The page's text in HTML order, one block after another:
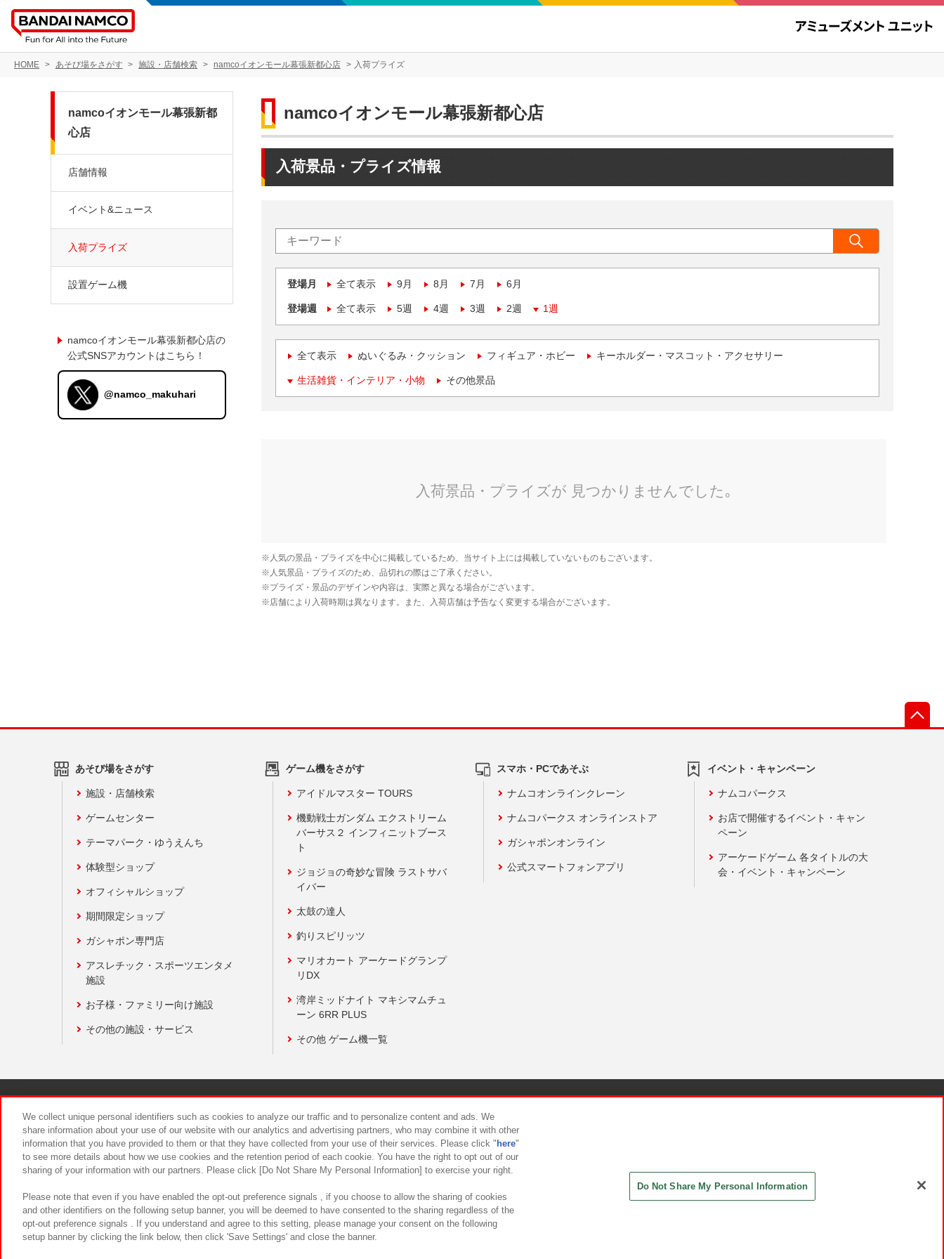
HOME あそび場をさがす 施設・店舗検索 namcoイオンモール幕張新都心店 入荷プライズ
namcoイオンモール幕張新都心店
入荷景品・プライズ情報
登場月 全て表示 9月 8月 7月 6月
登場週 全て表示 5週 4週 3週 2週 1週
全て表示 ぬいぐるみ・クッション フィギュア・ホビー キーホルダー・マスコット・アクセサリー
生活雑貨・インテリア・小物 その他景品
namcoイオンモール幕張新都
心店
店舗情報
イベント&ニュース
入荷プライズ
設置ゲーム機
namcoイオンモール幕張新都心店の
公式SNSアカウントはこちら！
@namco_makuhari
あそび場をさがす
施設・店舗検索
ゲームセンター
テーマパーク・ゆうえんち
体験型ショップ
オフィシャルショップ
期間限定ショップ
ガシャポン専門店
アスレチック・スポーツエンタメ
施設
お子様・ファミリー向け施設
その他の施設・サービス
ゲーム機をさがす
アイドルマスター TOURS
機動戦士ガンダム エクストリーム
バーサス２ インフィニットブース
ト
ジョジョの奇妙な冒険 ラストサバ
イバー
太鼓の達人
釣りスピリッツ
マリオカート アーケードグランプ
リDX
湾岸ミッドナイト マキシマムチュ
ーン 6RR PLUS
その他 ゲーム機一覧
スマホ・PCであそぶ
ナムコオンラインクレーン
ナムコパークス オンラインストア
ガシャポンオンライン
公式スマートフォンアプリ
イベント・キャンペーン
ナムコパークス
お店で開催するイベント・キャン
ペーン
アーケードゲーム 各タイトルの大
会・イベント・キャンペーン
食品のご提供について カスタマーハラスメント対応方針
We collect unique personal identifiers such as cookies to analyze our traffic and to personalize content and ads. We
share information about your use of our website with our analytics and advertising partners, who may combine it with other
information that you have provided to them or that they have collected from your use of their services. Please click " here"
to see more details about how we use cookies and the retention period of each cookie. You have the right to opt out of our
sharing of your information with our partners. Please click [Do Not Share My Personal Information] to exercise your right.
Please note that even if you have enabled the opt-out preference signals , if you choose to allow the sharing of cookies
and other identifiers on the following setup banner, you will be deemed to have consented to the sharing regardless of the
opt-out preference signals . If you understand and agree to this setting, please manage your consent on the following
setup banner by clicking the link below, then click 'Save Settings' and close the banner.
Do Not Share My Personal Information